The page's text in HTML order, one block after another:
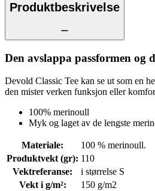
Produktbeskrivelse
Den avslappa passformen
Devold Classic Tee kan se ut som en
den mister verken funksjon eller
100% merinoull
Myk og laget av de lengste
Materiale:
100 % merinoull.
Produktvekt (gr): 110
Vektreferanse:
i størrelse S
Vekt i g/m²:
150 g/m2